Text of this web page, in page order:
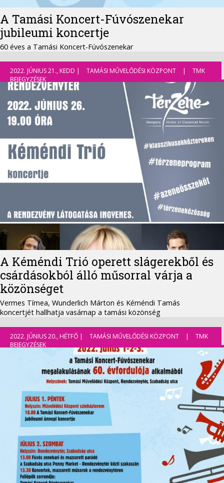
A Tamási Koncert-Fúvószenekar
jubileumi koncertje
60 éves a Tamási Koncert-Fúvószenekar
2022. JÚNIUS 21., KEDD | TAMÁSI MŰVELŐDÉSI KÖZPONT |
TMK
BEJEGYZÉSEK
A Kéméndi Trió operett slágerekből és
csárdásokból álló műsorral várja a
közönséget
Vermes Tímea, Wunderlich Márton és Kéméndi Tamás
koncertjét hallhatja vasárnap a tamási közönség
2022. JÚNIUS 20., HÉTFŐ | TAMÁSI MŰVELŐDÉSI KÖZPONT |
TMK
BEJEGYZÉSEK